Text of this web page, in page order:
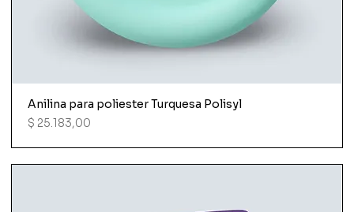
Anilina para poliester Turquesa Polisyl
Precio
$ 25.183,00